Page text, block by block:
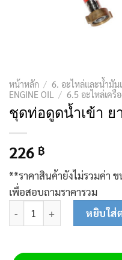
หน้าหลัก / 6. อะไหล่และน้ำมันเ
ENGINE OIL
/ 6.5 อะไหล่เครื่
ชุดท่อดูดน้ำเข้า ย
226 ฿
**ราคาสินค้ายังไม่รวมค่า ข
เพื่อสอบถามราคารวม
จำนวน ชุดท่อดูดน้ำเข้า ยาว
หยิบใส่